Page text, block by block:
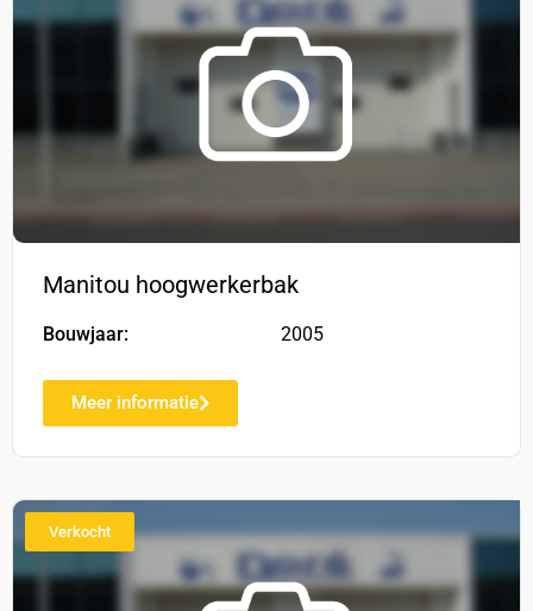
Manitou hoogwerkerbak
Bouwjaar: 2005
Meer informatie
Verkocht